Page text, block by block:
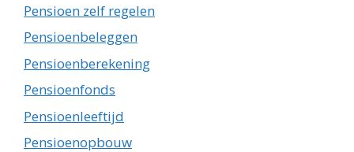
Pensioen zelf regelen
Pensioenbeleggen
Pensioenberekening
Pensioenfonds
Pensioenleeftijd
Pensioenopbouw